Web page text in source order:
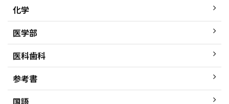
化学
医学部
医科歯科
参考書
国語